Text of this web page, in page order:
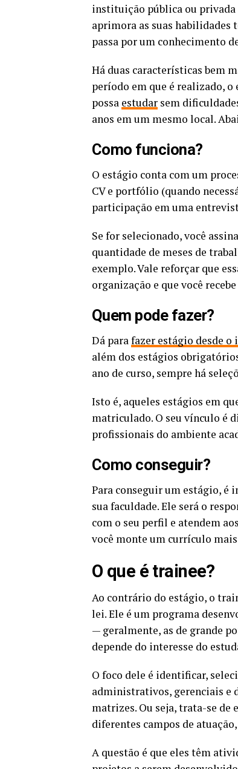
instituição pública ou privada
aprimora as suas habilidades
passa por um conhecimento
Há duas características bem
período em que é realizado,
possa estudar sem
anos em um mesmo local.
Como funciona?
O estágio conta com um
CV e portfólio (quando
participação em uma
Se for selecionado, você
quantidade de meses de
exemplo. Vale reforçar que
organização e que você
Quem pode fazer?
Dá parafazer estágio desde o
além dos estágios
ano de curso, sempre há
Isto é, aqueles estágios em
matriculado. O seu vínculo é
profissionais do ambiente
Como conseguir?
Para conseguir um estágio, é
sua faculdade. Ele será o
com o seu perfil e atendem
você monte um currículo
O que é trainee?
Ao contrário do estágio, o
lei. Ele é um programa
— geralmente, as de grande
depende do interesse do
O foco dele é identificar,
administrativos, gerenciais e
matrizes. Ou seja, trata-se de
diferentes campos de
A questão é que eles têm